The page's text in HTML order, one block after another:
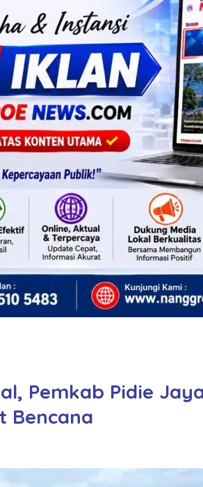
Pemkab Pidie
Bencana